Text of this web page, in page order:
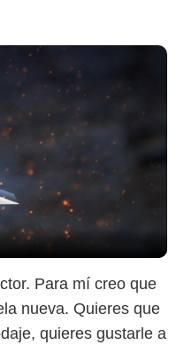
Para mí creo que
nueva. Quieres que
quieres gustarle a